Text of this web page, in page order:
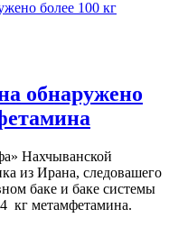
обнаружено
Нахчыванской
из Ирана, следовашего
баке и баке системы
кг метамфетамина.